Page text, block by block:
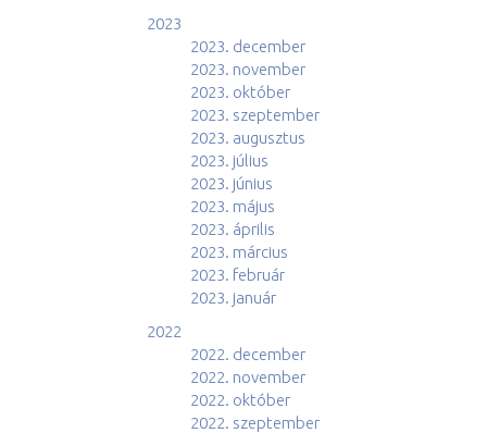
2023
2023. december
2023. november
2023. október
2023. szeptember
2023. augusztus
2023. július
2023. június
2023. május
2023. április
2023. március
2023. február
2023. január
2022
2022. december
2022. november
2022. október
2022. szeptember